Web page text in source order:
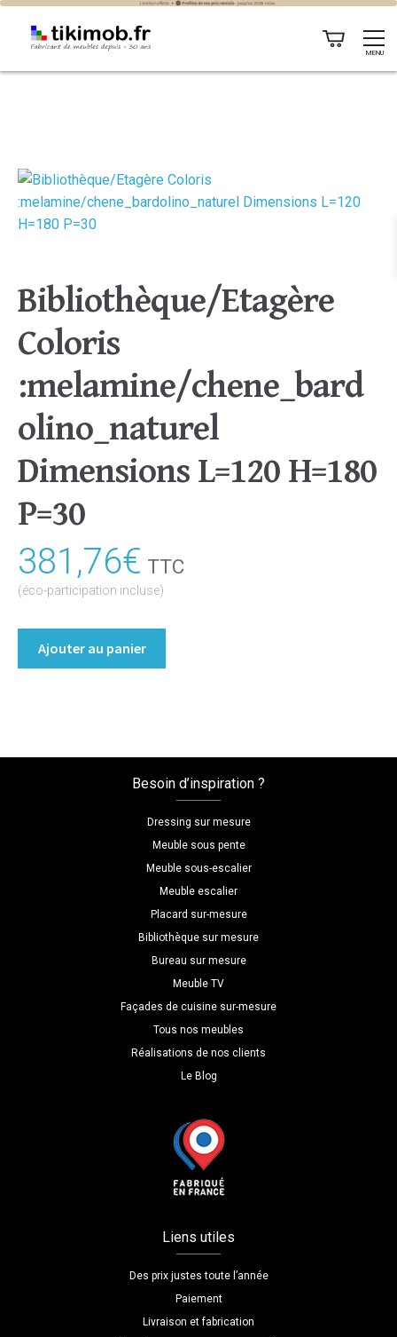
MENU
Bibliothèque/Etagère
Coloris
:melamine/chene_bard
olino_naturel
Dimensions L=120 H=180
P=30
381,76€ TTC
(éco-participation incluse)
Ajouter au panier
Besoin d’inspiration ?
Dressing sur mesure
Meuble sous pente
Meuble sous-escalier
Meuble escalier
Placard sur-mesure
Bibliothèque sur mesure
Bureau sur mesure
Meuble TV
Façades de cuisine sur-mesure
Tous nos meubles
Réalisations de nos clients
Le Blog
Liens utiles
Des prix justes toute l’année
Paiement
Livraison et fabrication